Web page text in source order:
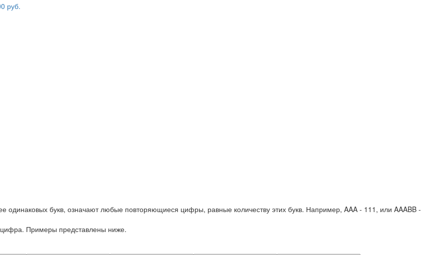
одинаковых букв, означают любые повторяющиеся цифры, равные количеству этих букв. Например, AAA - 111 , или AAABB -
Примеры представлены ниже.